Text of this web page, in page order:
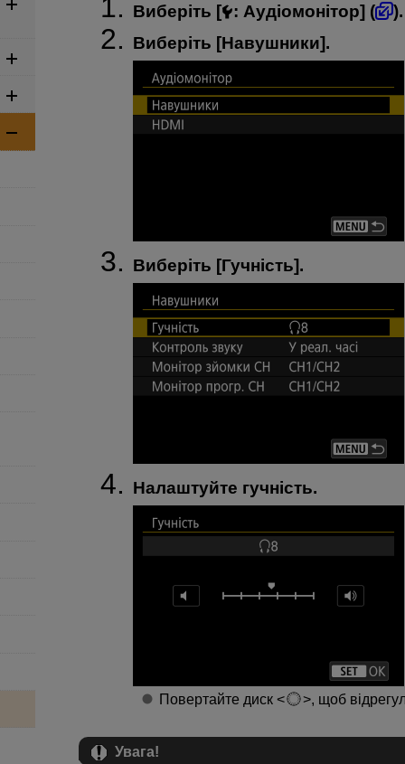
Виберіть [ : Аудіомонітор] (
).
Виберіть [Навушники].
Виберіть [Гучність].
Налаштуйте гучність.
Повертайте диск , щоб
Увага!